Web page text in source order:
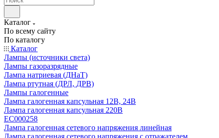
Каталог
По всему сайту
По каталогу
Каталог
Лампы (источники света)
Лампы газоразрядные
Лампа натриевая (ДНаТ)
Лампа ртутная (ДРЛ, ДРВ)
Лампы галогенные
Лампа галогенная капсульная 12В, 24В
Лампа галогенная капсульная 220В
EC000258
Лампа галогенная сетевого напряжения линейная
Лампа галогенная сетевого напряжения с отражателем